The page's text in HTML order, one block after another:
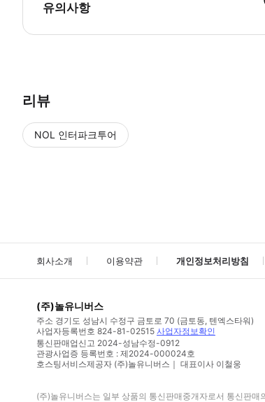
유의사항
리뷰
NOL 인터파크투어
회사소개 이용약관 개인정보처리방침
(주)놀유니버스
주소 경기도 성남시 수정구 금토로 70 (금토동, 텐엑스타워)
사업자등록번호 824-81-02515 사업자정보확인
통신판매업신고 2024-성남수정-0912
관광사업증 등록번호 : 제2024-000024호
호스팅서비스제공자 (주)놀유니버스｜ 대표이사 이철웅
(주)놀유니버스는 일부 상품의 통신판매중개자로서 통신판